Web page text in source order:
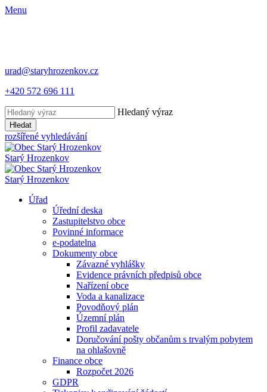
Menu
urad@staryhrozenkov.cz
+420 572 696 111
Hledaný výraz
Hledat
rozšířené vyhledávání
Starý Hrozenkov
Starý Hrozenkov
Úřad
Úřední deska
Zastupitelstvo obce
Povinné informace
e-podatelna
Dokumenty obce
Závazné vyhlášky
Evidence právních předpisů obce
Nařízení obce
Voda a kanalizace
Povodňový plán
Územní plán
Profil zadavatele
Doručování pošty občanům s trvalým pobytem
na ohlašovně
Finance obce
Rozpočet 2026
GDPR